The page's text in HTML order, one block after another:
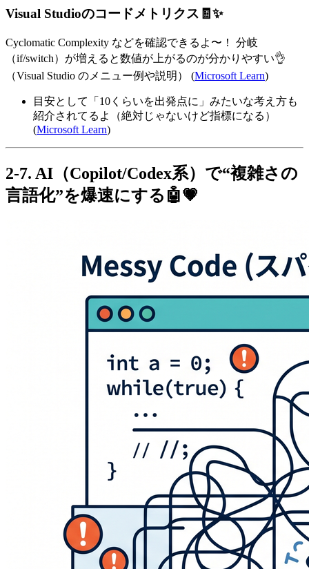
Visual Studioのコードメトリクス🧾✨
Cyclomatic Complexity などを確認できるよ〜！ 分岐
（if/switch）が増えると数値が上がるのが分かりやすい👌
（Visual Studio のメニュー例や説明） (Microsoft Learn)
目安として「10くらいを出発点に」みたいな考え方も
紹介されてるよ（絶対じゃないけど指標になる）
(Microsoft Learn)
2-7. AI（Copilot/Codex系）で“複雑さの
言語化”を爆速にする🤖💗